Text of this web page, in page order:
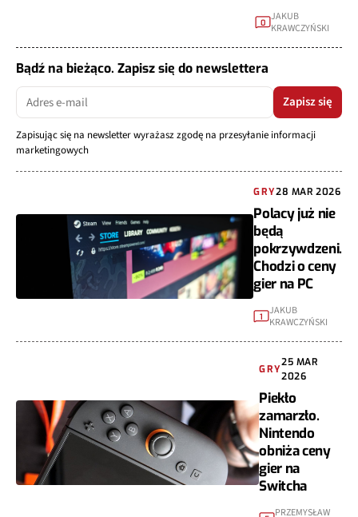
0 JAKUB
KRAWCZYŃSKI
Bądź na bieżąco. Zapisz się do newslettera
Zapisz się
Zapisując się na newsletter wyrażasz zgodę na przesyłanie informacji
marketingowych
GRY28 MAR 2026
Polacy już nie
będą
pokrzywdzeni.
Chodzi o ceny
gier na PC
1
JAKUB
KRAWCZYŃSKI
GRY
25 MAR
2026
Piekło
zamarzło.
Nintendo
obniża ceny
gier na
Switcha
PRZEMYSŁAW